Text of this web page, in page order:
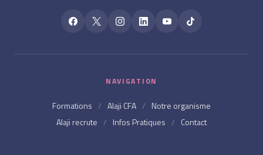
NAVIGATION
Formations / Alaji CFA / Notre organisme
Alaji recrute / Infos Pratiques / Contact